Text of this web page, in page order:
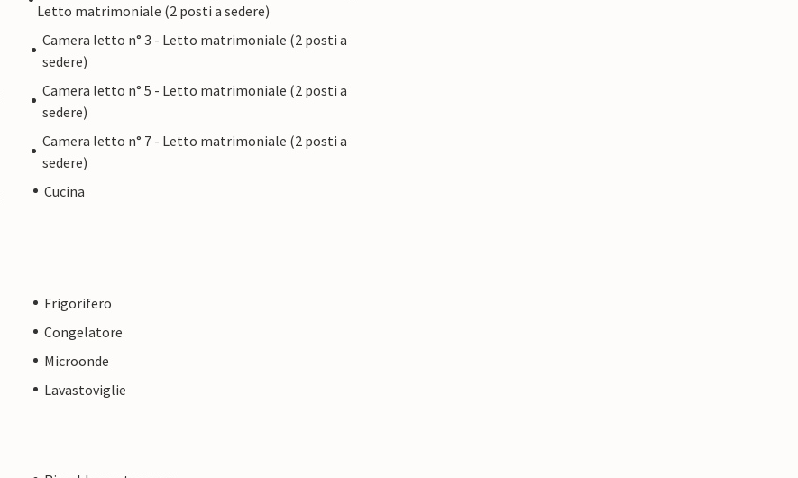
Letto matrimoniale (2 posti a sedere)
Camera letto n° 3 - Letto matrimoniale (2 posti a
sedere)
Camera letto n° 5 - Letto matrimoniale (2 posti a
sedere)
Camera letto n° 7 - Letto matrimoniale (2 posti a
sedere)
Cucina
Frigorifero
Congelatore
Microonde
Lavastoviglie